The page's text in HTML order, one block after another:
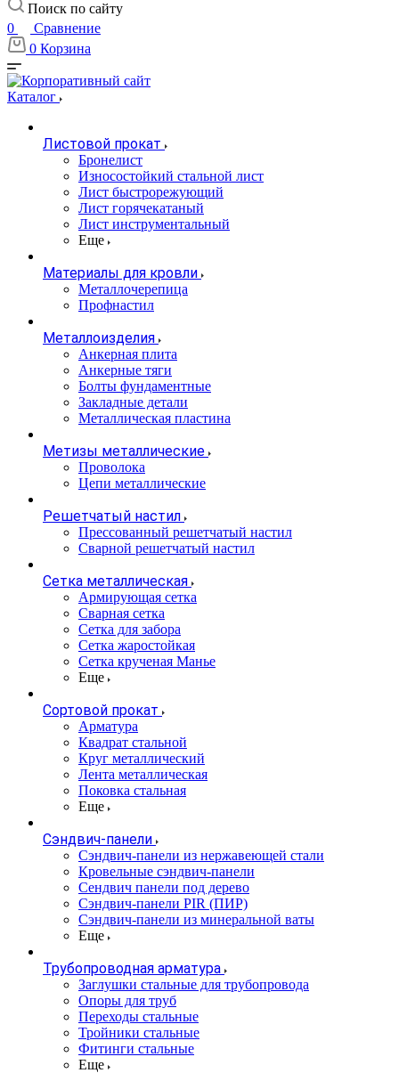
Поиск по сайту
0
Сравнение
0 Корзина
Каталог
Листовой прокат
Бронелист
Износостойкий стальной лист
Лист быстрорежующий
Лист горячекатаный
Лист инструментальный
Еще
Материалы для кровли
Металлочерепица
Профнастил
Металлоизделия
Анкерная плита
Анкерные тяги
Болты фундаментные
Закладные детали
Металлическая пластина
Метизы металлические
Проволока
Цепи металлические
Решетчатый настил
Прессованный решетчатый настил
Сварной решетчатый настил
Сетка металлическая
Армирующая сетка
Сварная сетка
Сетка для забора
Сетка жаростойкая
Сетка крученая Манье
Еще
Сортовой прокат
Арматура
Квадрат стальной
Круг металлический
Лента металлическая
Поковка стальная
Еще
Сэндвич-панели
Cэндвич-панели из нержавеющей стали
Кровельные сэндвич-панели
Сендвич панели под дерево
Сэндвич-панели PIR (ПИР)
Сэндвич-панели из минеральной ваты
Еще
Трубопроводная арматура
Заглушки стальные для трубопровода
Опоры для труб
Переходы стальные
Тройники стальные
Фитинги стальные
Еще